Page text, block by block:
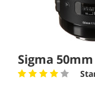
Sigma